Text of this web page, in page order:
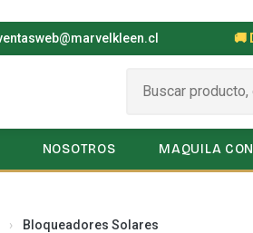
🚚
NOSOTROS MAQUILA
› Bloqueadores Solares